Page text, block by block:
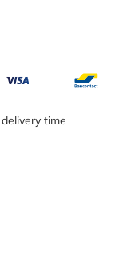
time